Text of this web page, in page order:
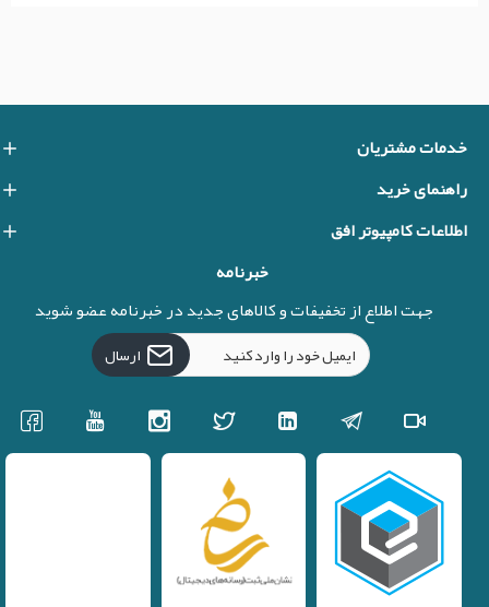
خدمات مشتریان
راهنمای خرید
اطلاعات کامپیوتر افق
خبرنامه
جهت اطلاع از تخفیفات و کالاهای جدید در خبرنامه عضو شوید
ارسال